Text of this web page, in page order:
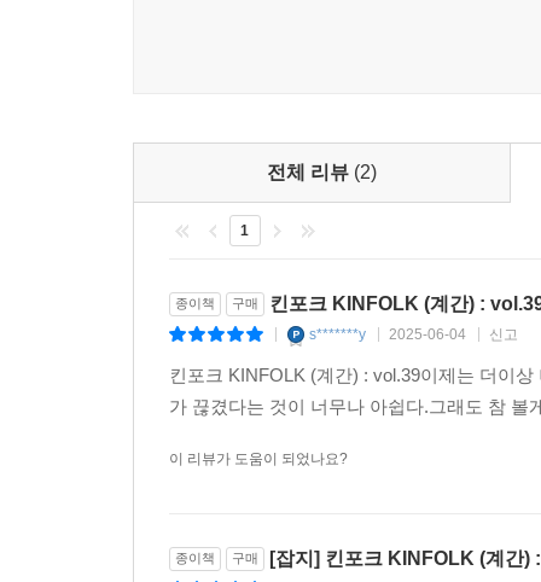
전체 리뷰 (2)
1
종이책 구매 킨포크 KINFOLK (계간) :
s*******y 2025-06-04 신고
킨포크 KINFOLK (계간) : vol.39이제는 더이
가 끊겼다는 것이 너무나 아쉽다.그래도 참
이 리뷰가 도움이 되었나요?
종이책 구매 [잡지] 킨포크 KINFOLK (계간)